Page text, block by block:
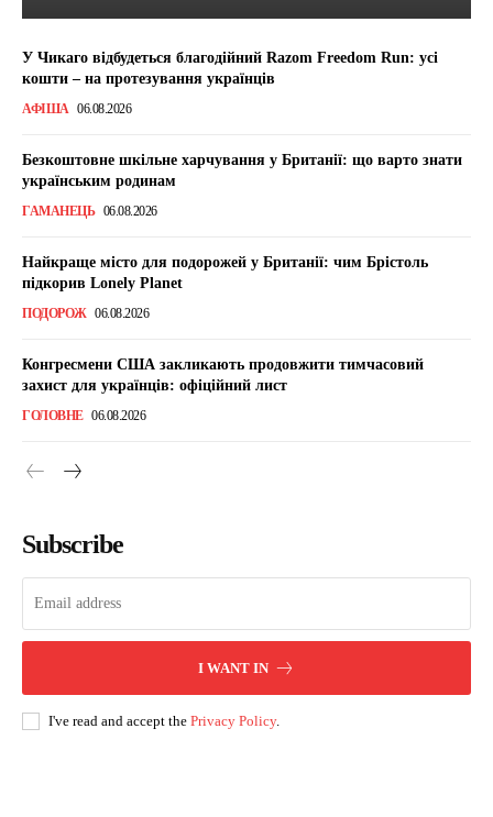
У Чикаго відбудеться благодійний Razom Freedom Run: усі
кошти – на протезування українців
АФІША 06.08.2026
Безкоштовне шкільне харчування у Британії: що варто знати
українським родинам
ГАМАНЕЦЬ 06.08.2026
Найкраще місто для подорожей у Британії: чим Брістоль
підкорив Lonely Planet
ПОДОРОЖ 06.08.2026
Конгресмени США закликають продовжити тимчасовий
захист для українців: офіційний лист
ГОЛОВНЕ 06.08.2026
Subscribe
I WANT IN
I've read and accept the Privacy Policy.